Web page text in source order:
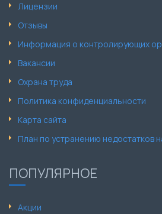
Лицензии
Отзывы
Информация о контролирующих
Вакансии
Охрана труда
Политика конфиденциальности
Карта сайта
План по устранению недостатков
ПОПУЛЯРНОЕ
Акции